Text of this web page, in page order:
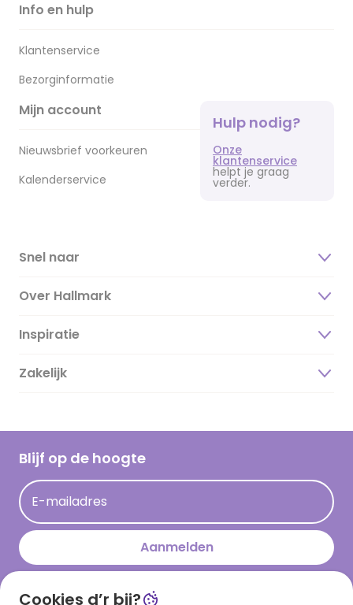
Info en hulp
Klantenservice
Bezorginformatie
Mijn account
Nieuwsbrief voorkeuren
Kalenderservice
Hulp nodig?
Onze
klantenservice
helpt je graag
verder.
Snel naar
Over Hallmark
Over ons
Duurzaamheid
Hallmark Kaartclub
Acties
Persberichten
Hallmark en Kinderpostzegels
Inspiratie
Magazine
Cadeau inspiratie
Kaartinspiratie
Zakelijk
Blijf op de hoogte
E-mailadres
Aanmelden
Cookies d’r bij?